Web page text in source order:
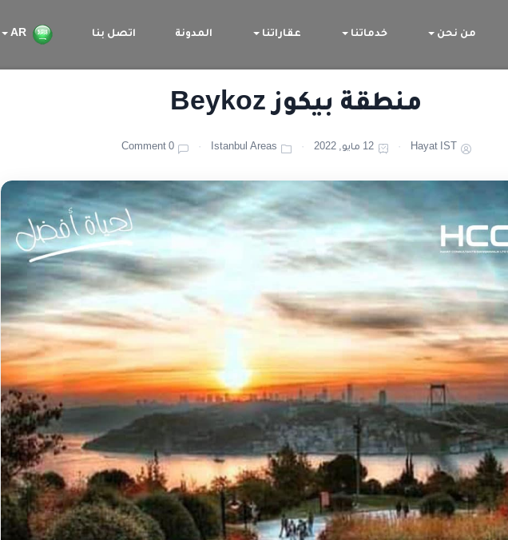
من نحن خدماتنا عقاراتنا المدونة اتصل بنا AR
منطقة بيكوز Beykoz
Hayat IST 12 مايو, 2022 Istanbul Areas
0 Comment